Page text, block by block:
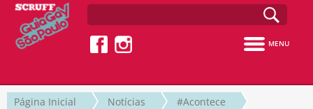
MENU
Página Inicial Notícias #Acontece